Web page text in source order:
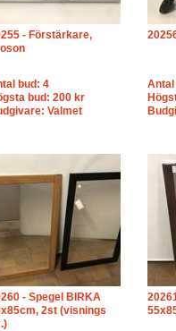
- Förstärkare,
bud: 4
bud: 200 kr
Valmet
Antal
- Spegel BIRKA
2st (visnings